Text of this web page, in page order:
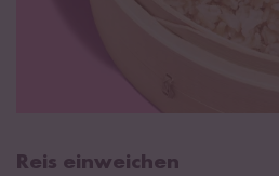
Reis einweichen